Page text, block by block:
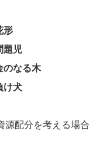
形
題児
のなる木
け犬
配分を考える場